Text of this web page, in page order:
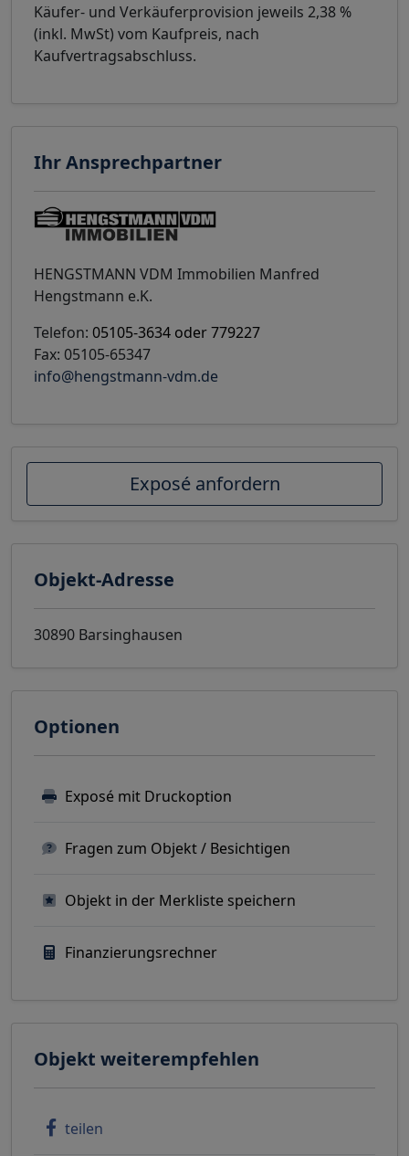
Käufer- und Verkäuferprovision jeweils 2,38 %
(inkl. MwSt) vom Kaufpreis, nach
Kaufvertragsabschluss.
Ihr Ansprechpartner
HENGSTMANN VDM Immobilien Manfred
Hengstmann e.K.
Telefon: 05105-3634 oder 779227
Fax: 05105-65347
info@hengstmann-vdm.de
Exposé anfordern
Objekt-Adresse
30890 Barsinghausen
Optionen
Exposé mit Druckoption
Fragen zum Objekt / Besichtigen
Objekt in der Merkliste speichern
Finanzierungsrechner
Objekt weiterempfehlen
teilen